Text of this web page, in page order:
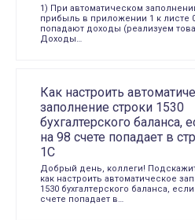
1) При автоматическом
прибыль в приложении 1 к листе
попадают доходы (реализуем
Доходы…
Как настроить
заполнение строки 1530
бухгалтерского баланса,
на 98 счете попадает в
1С
Добрый день, коллеги!
как настроить автоматическое
1530 бухгалтерского баланса,
счете попадает в…